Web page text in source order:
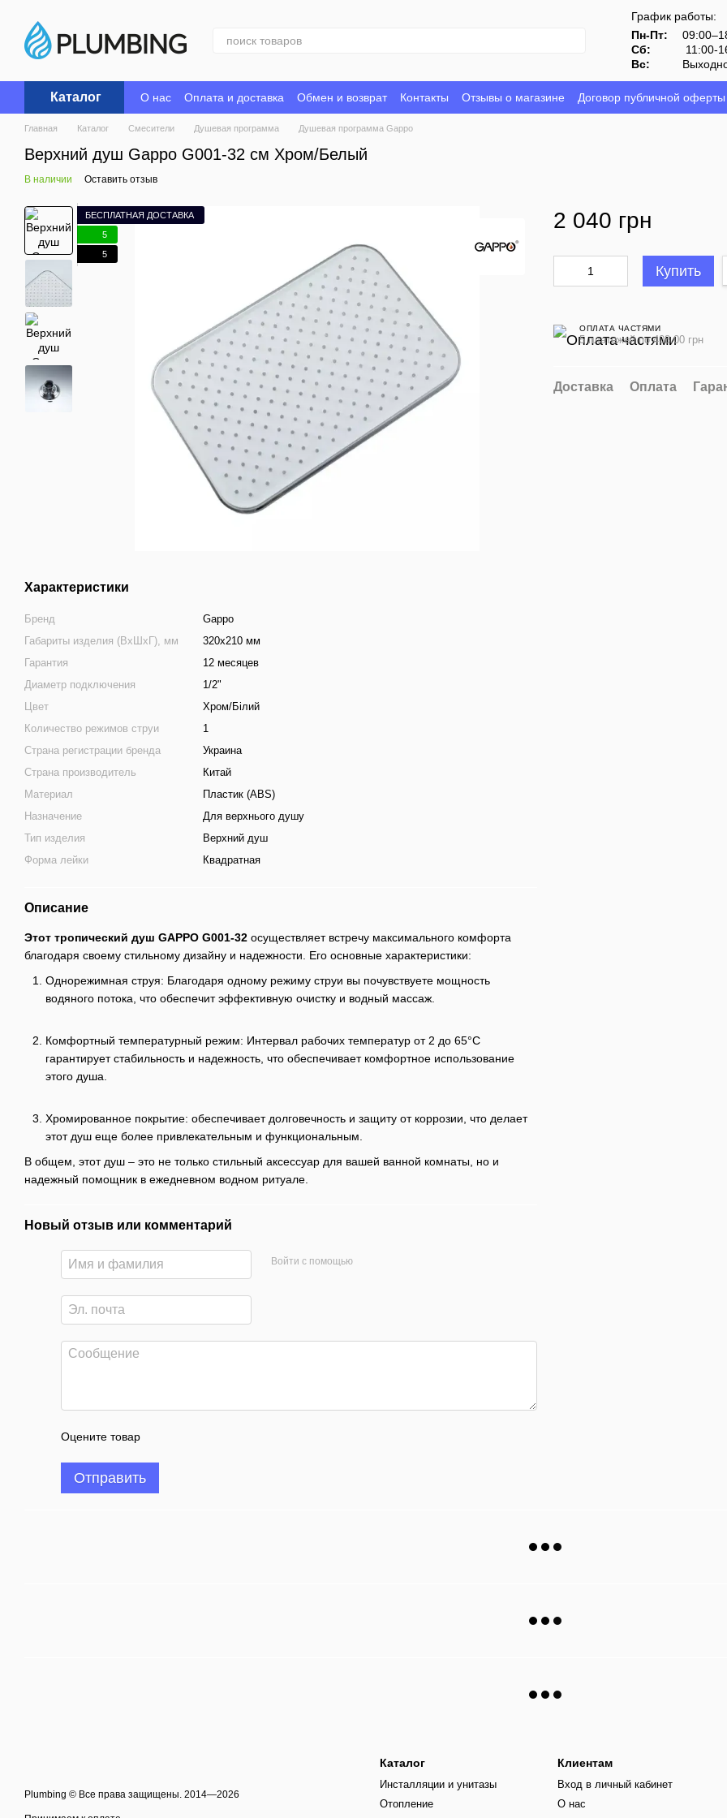
График работы:
Пн-Пт:
Сб:
11:00-
Вс:
Каталог О нас Оплата и доставка Обмен и возврат Контакты Отзывы о магазине Договор публичной оферты
Главная Каталог Смесители Душевая программа Душевая программа Gappo
Верхний душ Gappo G001-32 см Хром/Белый
В наличии Оставить отзыв
БЕСПЛАТНАЯ ДОСТАВКА
5
5
Характеристики
Бренд
Gappo
Габариты изделия (ВхШхГ), мм
320х210 мм
Гарантия
12 месяцев
Диаметр подключения
1/2"
Цвет
Хром/Білий
Количество режимов струи
1
Страна регистрации бренда
Украина
Страна производитель
Китай
Материал
Пластик (ABS)
Назначение
Для верхнього душу
Тип изделия
Верхний душ
Форма лейки
Квадратная
Описание
Этот тропический душ GAPPO G001-32 осуществляет встречу максимального комфорта
благодаря своему стильному дизайну и надежности. Его основные характеристики:
Однорежимная струя: Благодаря одному режиму струи вы почувствуете мощность
водяного потока, что обеспечит эффективную очистку и водный массаж.
Комфортный температурный режим: Интервал рабочих температур от 2 до 65°С
гарантирует стабильность и надежность, что обеспечивает комфортное использование
этого душа.
Хромированное покрытие: обеспечивает долговечность и защиту от коррозии, что делает
этот душ еще более привлекательным и функциональным.
В общем, этот душ – это не только стильный аксессуар для вашей ванной комнаты, но и
надежный помощник в ежедневном водном ритуале.
Новый отзыв или комментарий
Войти с помощью
Оцените товар
Отправить
2 040 грн
Купить
ОПЛАТА ЧАСТЯМИ
5 платежей по 408.00 грн
Доставка Оплата
Plumbing © Все права защищены. 2014—2026
Каталог
Инсталляции и унитазы
Отопление
Клиентам
Вход в личный кабинет
О нас